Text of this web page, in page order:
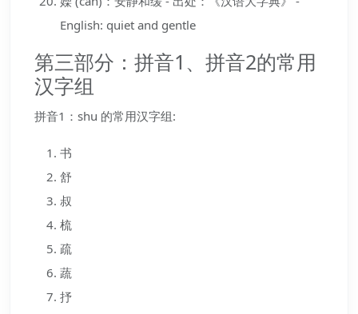
English: quiet and gentle
第三部分：拼音1、拼音2的常用
汉字组
拼音1：shu 的常用汉字组:
书
舒
叔
梳
疏
蔬
抒